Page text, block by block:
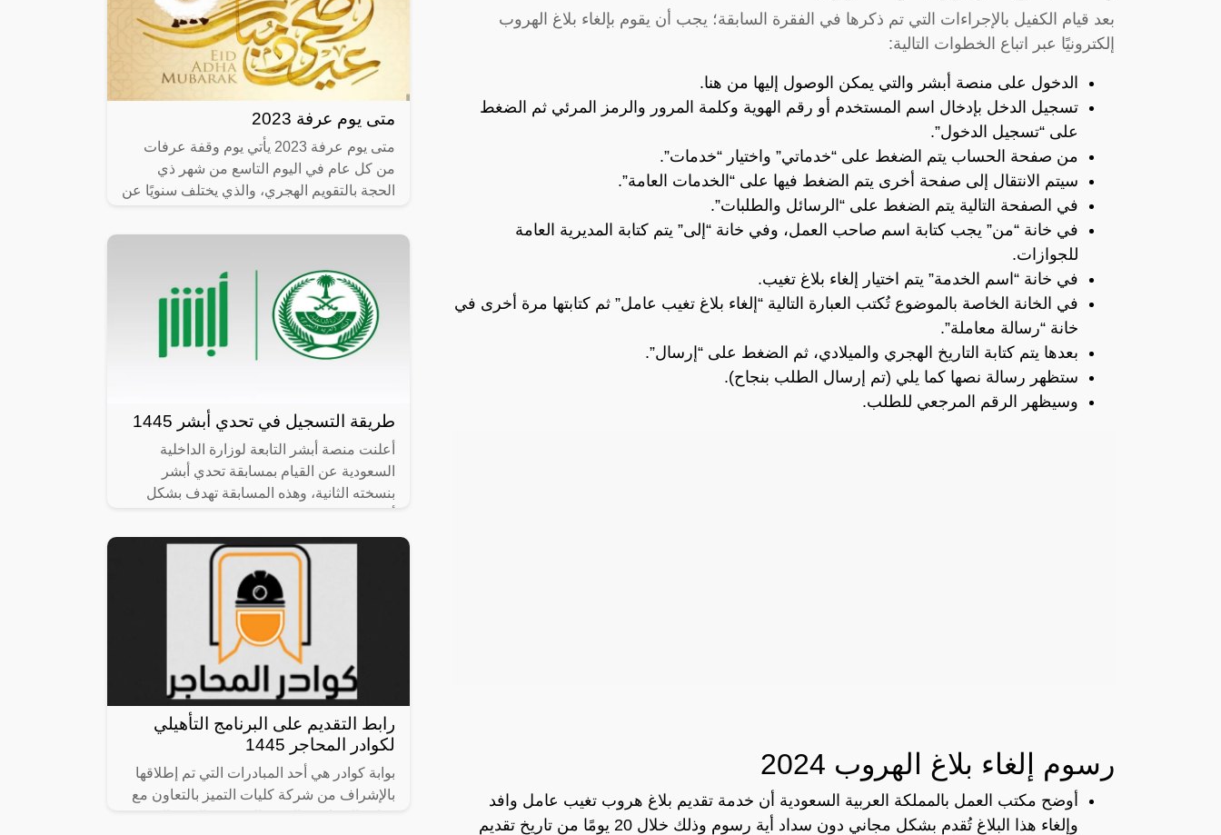
بعد قيام الكفيل بالإجراءات التي تم ذكرها في الفقرة السابقة؛ يجب أن يقوم بإلغاء بلاغ الهروب
إلكترونيًا عبر اتباع الخطوات التالية:
الدخول على منصة أبشر والتي يمكن الوصول إليها من هنا.
تسجيل الدخل بإدخال اسم المستخدم أو رقم الهوية وكلمة المرور والرمز المرئي ثم الضغط
على “تسجيل الدخول”.
من صفحة الحساب يتم الضغط على “خدماتي” واختيار “خدمات”.
سيتم الانتقال إلى صفحة أخرى يتم الضغط فيها على “الخدمات العامة”.
في الصفحة التالية يتم الضغط على “الرسائل والطلبات”.
في خانة “من” يجب كتابة اسم صاحب العمل، وفي خانة “إلى” يتم كتابة المديرية العامة
للجوازات.
في خانة “اسم الخدمة” يتم اختيار إلغاء بلاغ تغيب.
في الخانة الخاصة بالموضوع تُكتب العبارة التالية “إلغاء بلاغ تغيب عامل” ثم كتابتها مرة أخرى في
خانة “رسالة معاملة”.
بعدها يتم كتابة التاريخ الهجري والميلادي، ثم الضغط على “إرسال”.
ستظهر رسالة نصها كما يلي (تم إرسال الطلب بنجاح).
وسيظهر الرقم المرجعي للطلب.
رسوم إلغاء بلاغ الهروب 2024
أوضح مكتب العمل بالمملكة العربية السعودية أن خدمة تقديم بلاغ هروب تغيب عامل وافد
وإلغاء هذا البلاغ تُقدم بشكل مجاني دون سداد أية رسوم وذلك خلال 20 يومًا من تاريخ تقديم
متى يوم عرفة 2023
متى يوم عرفة 2023 يأتي يوم وقفة عرفات
من كل عام في اليوم التاسع من شهر ذي
الحجة بالتقويم الهجري، والذي يختلف سنويًا عن
طريقة التسجيل في تحدي أبشر 1445
أعلنت منصة أبشر التابعة لوزارة الداخلية
السعودية عن القيام بمسابقة تحدي أبشر
بنسخته الثانية، وهذه المسابقة تهدف بشكل
رابط التقديم على البرنامج التأهيلي
لكوادر المحاجر 1445
بوابة كوادر هي أحد المبادرات التي تم إطلاقها
بالإشراف من شركة كليات التميز بالتعاون مع